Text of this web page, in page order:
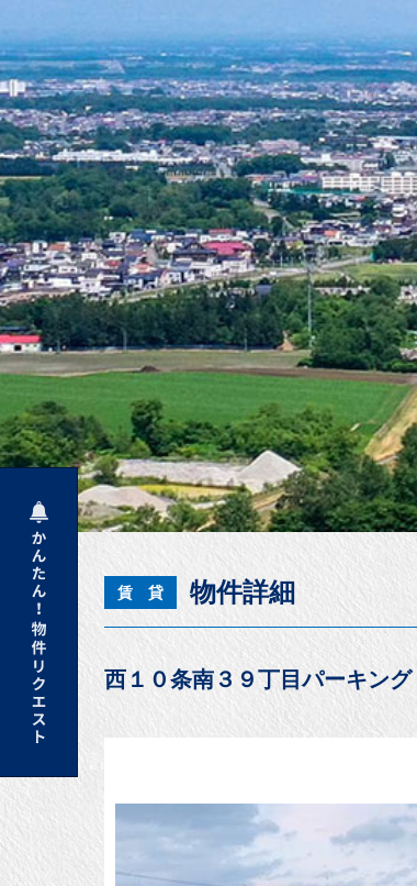
賃 貸 物件詳細
西１０条南３９丁目パーキング